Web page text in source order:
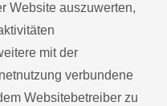
Website auszuwerten,
mit der
verbundene
Websitebetreiber zu